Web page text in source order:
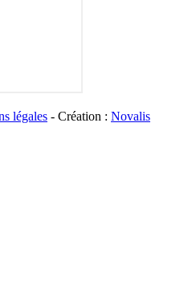
légales - Création : Novalis